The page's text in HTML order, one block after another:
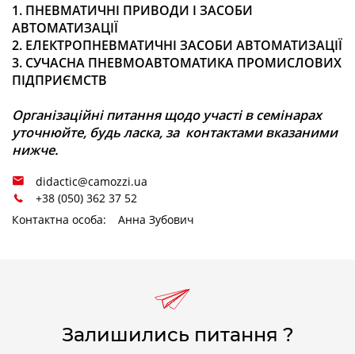
1. ПНЕВМАТИЧНІ ПРИВОДИ І ЗАСОБИ
АВТОМАТИЗАЦІЇ
2. ЕЛЕКТРОПНЕВМАТИЧНІ ЗАСОБИ АВТОМАТИЗАЦІЇ
3. СУЧАСНА ПНЕВМОАВТОМАТИКА ПРОМИСЛОВИХ
ПІДПРИЄМСТВ
Організаційні питання щодо участі в семінарах
уточнюйте, будь ласка, за контактами вказаними
нижче.
didactic@camozzi.ua
+38 (050) 362 37 52
Контактна особа:
Анна Зубович
Залишились питання ?